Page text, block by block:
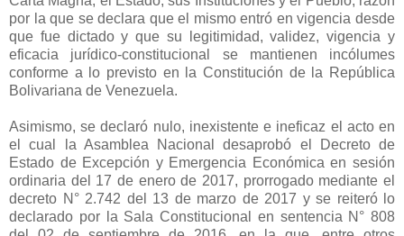
por la que se declara que el mismo entró en vigencia desde
que fue dictado y que su legitimidad, validez, vigencia y
eficacia jurídico-constitucional se mantienen incólumes
conforme a lo previsto en la Constitución de la República
Bolivariana de Venezuela.
Asimismo, se declaró nulo, inexistente e ineficaz el acto en
el cual la Asamblea Nacional desaprobó el Decreto de
Estado de Excepción y Emergencia Económica en sesión
ordinaria del 17 de enero de 2017, prorrogado mediante el
decreto N° 2.742 del 13 de marzo de 2017 y se reiteró lo
declarado por la Sala Constitucional en sentencia N° 808